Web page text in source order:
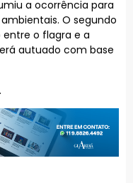
a ocorrência para
O segundo
o flagra e a
autuado com base